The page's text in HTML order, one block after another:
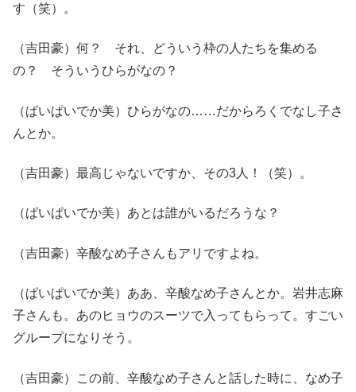
す（笑）。
（吉田豪）何？ それ、どういう枠の人たちを集める
の？ そういうひらがなの？
（ぱいぱいでか美）ひらがなの……だからろくでなし子さ
んとか。
（吉田豪）最高じゃないですか、その3人！（笑）。
（ぱいぱいでか美）あとは誰がいるだろうな？
（吉田豪）辛酸なめ子さんもアリですよね。
（ぱいぱいでか美）ああ、辛酸なめ子さんとか。岩井志麻
子さんも。あのヒョウのスーツで入ってもらって。すごい
グループになりそう。
（吉田豪）この前、辛酸なめ子さんと話した時に、なめ子